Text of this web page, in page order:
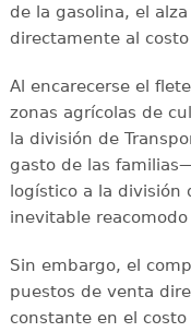
de la gasolina, el
directamente al
Al encarecerse el
zonas agrícolas de
la división de
gasto de las
logístico a la división
inevitable
Sin embargo, el
puestos de venta
constante en el